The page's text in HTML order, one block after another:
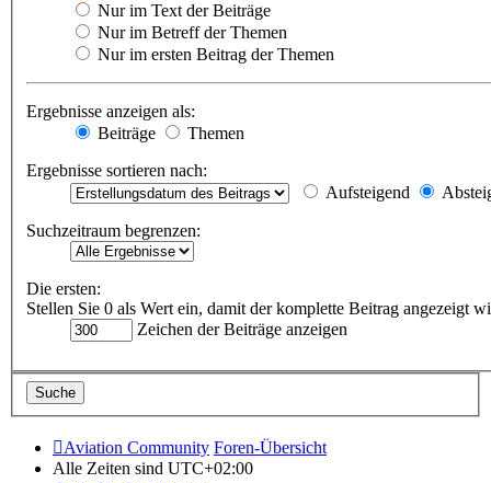
Nur im Text der Beiträge
Nur im Betreff der Themen
Nur im ersten Beitrag der Themen
Ergebnisse anzeigen als:
Beiträge
Themen
Ergebnisse sortieren nach:
Aufsteigend
Suchzeitraum begrenzen:
Die ersten:
Stellen Sie 0 als Wert ein, damit der komplette Beitrag angezeigt
Zeichen der Beiträge anzeigen
Aviation Community Foren-Übersicht
Alle Zeiten sind UTC+02:00